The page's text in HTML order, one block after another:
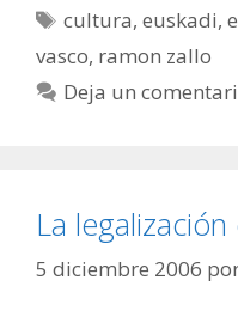
Etiquetas
cultura,euskadi,
vasco, ramon zallo
Deja un
La
5 diciembre 2006